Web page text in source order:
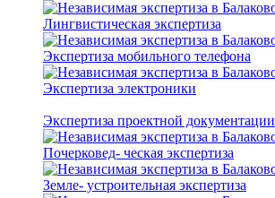
Лингвистическая экспертиза
Экспертиза мобильного телефона
Экспертиза электроники
Экспертиза проектной документации
Почерковед- ческая экспертиза
Земле- устроительная экспертиза